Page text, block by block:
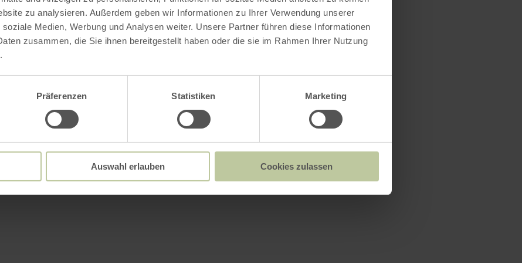
zu analysieren. Außerdem geben wir Informationen zu Ihrer Verwendung unserer
Medien, Werbung und Analysen weiter. Unsere Partner führen diese Informationen
zusammen, die Sie ihnen bereitgestellt haben oder die sie im Rahmen Ihrer Nutzung
Präferenzen Statistiken Marketing
Auswahl erlauben Cookies zulassen